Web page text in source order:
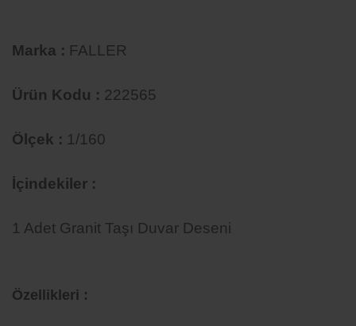
Marka : FALLER
Ürün Kodu : 222565
Ölçek : 1/160
İçindekiler :
1 Adet Granit Taşı Duvar Deseni
Özellikleri :